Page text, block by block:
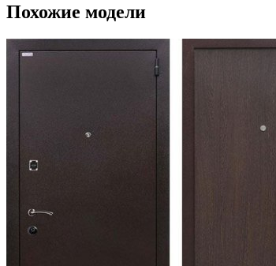
Похожие модели